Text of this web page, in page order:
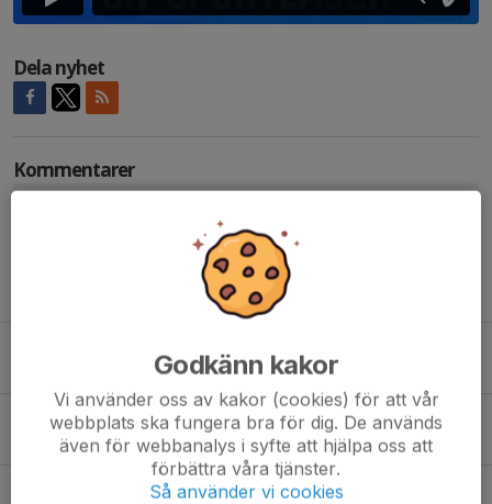
Dela nyhet
Kommentarer
31 mar 2025 0
Sportläger -21
9 mar 2021 2
SN Sportläger 2020
Godkänn kakor
Vi använder oss av kakor (cookies) för att vår
webbplats ska fungera bra för dig. De används
även för webbanalys i syfte att hjälpa oss att
förbättra våra tjänster.
Så använder vi cookies